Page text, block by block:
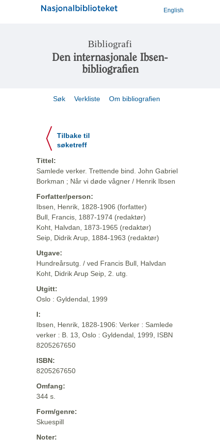
English
Bibliografi
Den internasjonale Ibsen-
bibliografien
Søk Verkliste Om bibliografien
Tilbake til
søketreff
Tittel:
Samlede verker. Trettende bind. John Gabriel
Borkman ; Når vi døde vågner / Henrik Ibsen
Forfatter/person:
Ibsen, Henrik, 1828-1906 (forfatter)
Bull, Francis, 1887-1974 (redaktør)
Koht, Halvdan, 1873-1965 (redaktør)
Seip, Didrik Arup, 1884-1963 (redaktør)
Utgave:
Hundreårsutg. / ved Francis Bull, Halvdan
Koht, Didrik Arup Seip, 2. utg.
Utgitt:
Oslo : Gyldendal, 1999
I:
Ibsen, Henrik, 1828-1906: Verker : Samlede
verker : B. 13, Oslo : Gyldendal, 1999, ISBN
8205267650
ISBN:
8205267650
Omfang:
344 s.
Form/genre:
Skuespill
Noter: